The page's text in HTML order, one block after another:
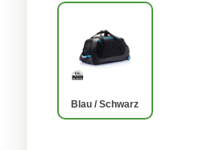
Blau / Schwarz